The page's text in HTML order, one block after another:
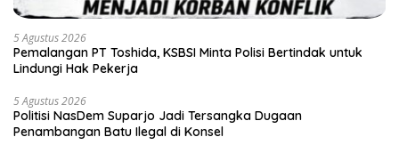
5 Agustus 2026
Pemalangan PT Toshida, KSBSI Minta Polisi Bertindak untuk
Lindungi Hak Pekerja
5 Agustus 2026
Politisi NasDem Suparjo Jadi Tersangka Dugaan
Penambangan Batu Ilegal di Konsel